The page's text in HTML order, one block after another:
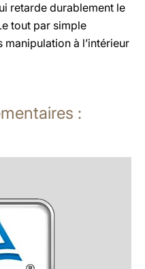
retarde durablement le
tout par simple
manipulation à l’intérieur
: